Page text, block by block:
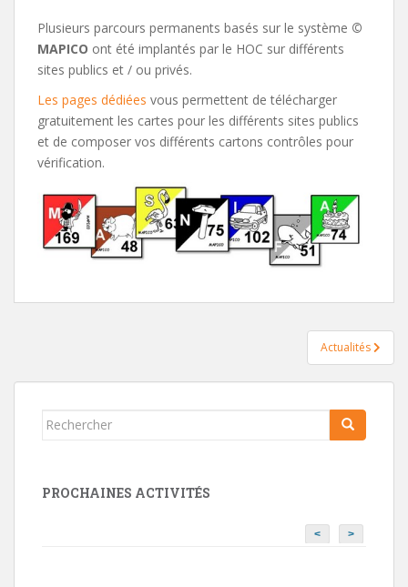
Plusieurs parcours permanents basés sur le système ©
MAPICO ont été implantés par le HOC sur différents
sites publics et / ou privés.
Les pages dédiées vous permettent de télécharger
gratuitement les cartes pour les différents sites publics
et de composer vos différents cartons contrôles pour
vérification.
l’article
Actualités
Rechercher...
PROCHAINES ACTIVITÉS
< >